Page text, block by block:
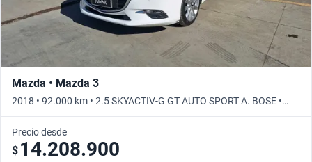
Mazda • Mazda 3
2018 • 92.000 km • 2.5 SKYACTIV-G GT AUTO SPORT A. BOSE •
Automático
Precio desde
$ 14.208.900